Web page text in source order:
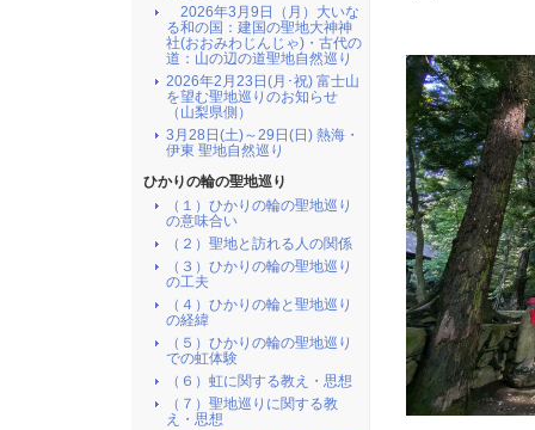
2026年3月9日（月）大いな
る和の国：建国の聖地大神神
社(おおみわじんじゃ)・古代の
道：山の辺の道聖地自然巡り
2026年2月23日(月･祝) 富士山
を望む聖地巡りのお知らせ
（山梨県側）
3月28日(土)～29日(日) 熱海・
伊東 聖地自然巡り
ひかりの輪の聖地巡り
（１）ひかりの輪の聖地巡り
の意味合い
（２）聖地と訪れる人の関係
（３）ひかりの輪の聖地巡り
の工夫
（４）ひかりの輪と聖地巡り
の経緯
（５）ひかりの輪の聖地巡り
での虹体験
（６）虹に関する教え・思想
（７）聖地巡りに関する教
え・思想